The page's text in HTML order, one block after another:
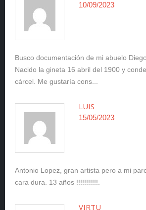
10/09/2023
Busco documentación de mi abuelo
Nacido la gineta 16 abril del 1900 y
cárcel. Me gustaría cons...
LUIS
15/05/2023
Antonio Lopez, gran artista pero a mi
cara dura. 13 años !!!!!!!!!!!.
VIRTU